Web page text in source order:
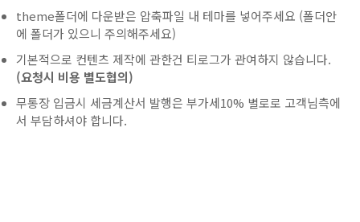
theme폴더에 다운받은 압축파일 내 테마를 넣어주세요 (폴더안
에 폴더가 있으니 주의해주세요)
기본적으로 컨텐츠 제작에 관한건 티로그가 관여하지 않습니다.
(요청시 비용 별도협의)
무통장 입금시 세금계산서 발행은 부가세10% 별로로 고객님측에
서 부담하셔야 합니다.